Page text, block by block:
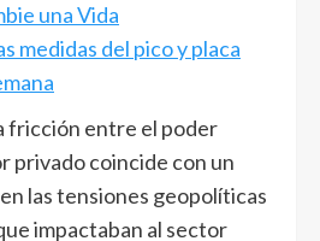
una Vida
medidas del pico y placa
fricción entre el poder
privado coincide con un
las tensiones geopolíticas
impactaban al sector